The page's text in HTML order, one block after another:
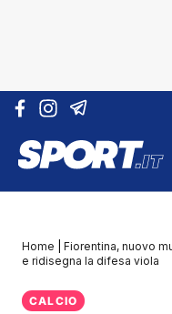
Vai al contenuto
Home
Fiorentina, nuovo
e ridisegna la difesa viola
CALCIO